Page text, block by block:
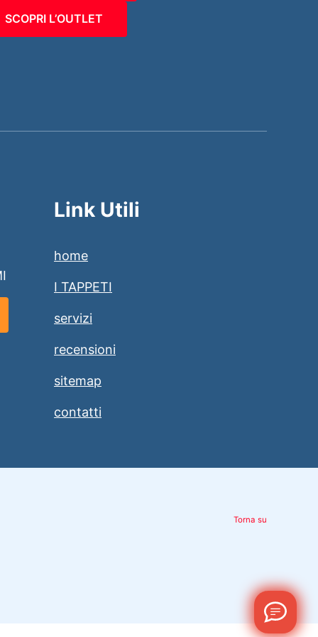
SCOPRI L’OUTLET
Link Utili
home
I TAPPETI
servizi
recensioni
sitemap
contatti
Torna su